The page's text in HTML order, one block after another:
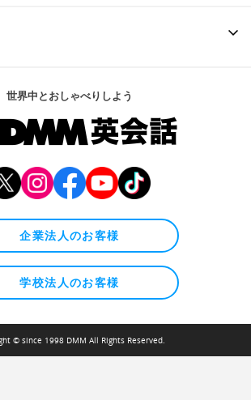
世界中とおしゃべりしよう
企業法人のお客様
学校法人のお客様
© since 1998 DMM All Rights Reserved.